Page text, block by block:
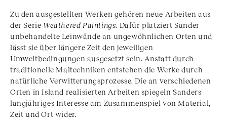
Zu den ausgestellten Werken gehören neue Arbeiten aus
der Serie Weathered Paintings. Dafür platziert Sander
unbehandelte Leinwände an ungewöhnlichen Orten und
lässt sie über längere Zeit den jeweiligen
Umweltbedingungen ausgesetzt sein. Anstatt durch
traditionelle Maltechniken entstehen die Werke durch
natürliche Verwitterungsprozesse. Die an verschiedenen
Orten in Island realisierten Arbeiten spiegeln Sanders
langjähriges Interesse am Zusammenspiel von Material,
Zeit und Ort wider.